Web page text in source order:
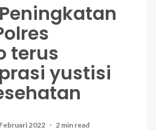
terus
yustisi
2022 2 min read